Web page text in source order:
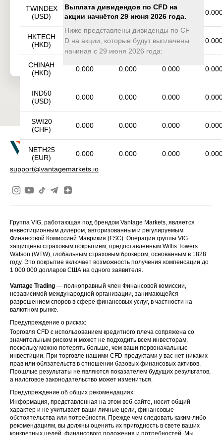
TWINDEX
(USD)
0.000 0.000
HKTECH
(HKD)
0.000 0.000 0.000
CHINAH
(HKD)
0.000 0.000 0.000
IND50
(USD)
0.000 0.000 0.000
SWI20
(CHF)
0.000 0.000 0.000
NETH25
(EUR)
0.000 0.000 0.000
Выплата дивидендов по CFD на
акции начнётся 29 июня 2026 года.
Ниже представлены дивиденды по CF
D на акции, которые будут выплачены
начиная с 29 июня 2026 года:
support@vantagemarkets.io
Группа VIG, работающая под брендом Vantage Markets, является
инвестиционным дилером, авторизованным и регулируемым
Финансовой Комиссией Маврикия (FSC). Операции группы VIG
защищены страховым покрытием, предоставленным Willis Towers
Watson (WTW), глобальным страховым брокером, основанным в 1828
году. Это покрытие включает возможность получения компенсации до
1 000 000 долларов США на одного заявителя.
Vantage Trading — полноправный член Финансовой комиссии,
независимой международной организации, занимающейся
разрешением споров в сфере финансовых услуг, в частности на
валютном рынке.
Предупреждение о рисках:
Торговля CFD с использованием кредитного плеча сопряжена со
значительным риском и может не подходить всем инвесторам,
поскольку можно потерять больше, чем ваши первоначальные
инвестиции. При торговле нашими CFD-продуктами у вас нет никаких
прав или обязательств в отношении базовых финансовых активов.
Прошлые результаты не являются показателем будущих результатов,
а налоговое законодательство может измениться.
Предупреждение об общих рекомендациях:
Информация, представленная на этом веб-сайте, носит общий
характер и не учитывает ваши личные цели, финансовые
обстоятельства или потребности. Прежде чем следовать каким-либо
рекомендациям, вы должны оценить их пригодность в свете ваших
конкретных целей, финансового положения и потребностей. Мы